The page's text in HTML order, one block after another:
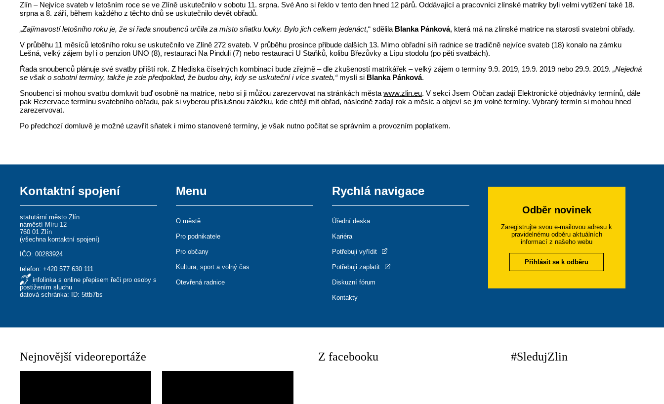
Zlín – Nejvíce svateb v letošním roce se ve Zlíně uskutečnilo v sobotu 11. srpna. Své Ano si řeklo v tento den hned 12 párů. Oddávající a pracovníci zlínské matriky byli velmi vytížení také 18.
srpna a 8. září, během každého z těchto dnů se uskutečnilo devět obřadů.
„Zajímavostí letošního roku je, že si řada snoubenců určila za místo sňatku louky. Bylo jich celkem jedenáct,“ sdělila Blanka Pánková, která má na zlínské matrice na starosti svatební obřady.
V průběhu 11 měsíců letošního roku se uskutečnilo ve Zlíně 272 svateb. V průběhu prosince přibude dalších 13. Mimo obřadní síň radnice se tradičně nejvíce svateb (18) konalo na zámku
Lešná, velký zájem byl i o penzion UNO (8), restauraci Na Pinduli (7) nebo restauraci U Staňků, kolibu Březůvky a Lípu stodolu (po pěti svatbách).
Řada snoubenců plánuje své svatby příští rok. Z hlediska číselných kombinací bude zřejmě – dle zkušeností matrikářek – velký zájem o termíny 9.9. 2019, 19.9. 2019 nebo 29.9. 2019.„Nejedná
se však o sobotní termíny, takže je zde předpoklad, že budou dny, kdy se uskuteční i více svateb,“myslí si Blanka Pánková.
Snoubenci si mohou svatbu domluvit buď osobně na matrice, nebo si ji můžou zarezervovat na stránkách městawww.zlin.eu. V sekci Jsem Občan zadají Elektronické objednávky termínů, dále
pak Rezervace termínu svatebního obřadu, pak si vyberou příslušnou záložku, kde chtějí mít obřad, následně zadají rok a měsíc a objeví se jim volné termíny. Vybraný termín si mohou hned
zarezervovat.
Po předchozí domluvě je možné uzavřít sňatek i mimo stanovené termíny, je však nutno počítat se správním a provozním poplatkem.
Kontaktní spojení
statutární město Zlín
náměstí Míru 12
760 01 Zlín
(všechna kontaktní spojení)
IČO: 00283924
telefon:+420 577 630 111
infolinka s online přepisem řeči pro osoby s
postižením sluchu
datová schránka: ID: 5ttb7bs
Menu
O městě
Pro podnikatele
Pro občany
Kultura, sport a volný čas
Otevřená radnice
Rychlá navigace
Úřední deska
Kariéra
Potřebuji vyřídit
Potřebuji zaplatit
Diskuzní fórum
Kontakty
Odběr novinek
Zaregistrujte svou e-mailovou adresu k
pravidelnému odběru aktuálních
informací z našeho webu
Přihlásit se k odběru
Nejnovější videoreportáže Z facebooku #SledujZlin